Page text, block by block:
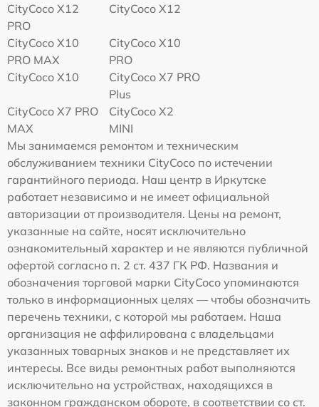
CityCoco X12
PRO
CityCoco X12
CityCoco X10
PRO MAX
CityCoco X10
PRO
CityCoco X10
CityCoco X7 PRO
Plus
CityCoco X7 PRO
MAX
CityCoco X2
MINI
Мы занимаемся ремонтом и техническим
обслуживанием техники CityCoco по истечении
гарантийного периода. Наш центр в Иркутске
работает независимо и не имеет официальной
авторизации от производителя. Цены на ремонт,
указанные на сайте, носят исключительно
ознакомительный характер и не являются публичной
офертой согласно п. 2 ст. 437 ГК РФ. Названия и
обозначения торговой марки CityCoco упоминаются
только в информационных целях — чтобы обозначить
перечень техники, с которой мы работаем. Наша
организация не аффилирована с владельцами
указанных товарных знаков и не представляет их
интересы. Все виды ремонтных работ выполняются
исключительно на устройствах, находящихся в
законном гражданском обороте, в соответствии со ст.